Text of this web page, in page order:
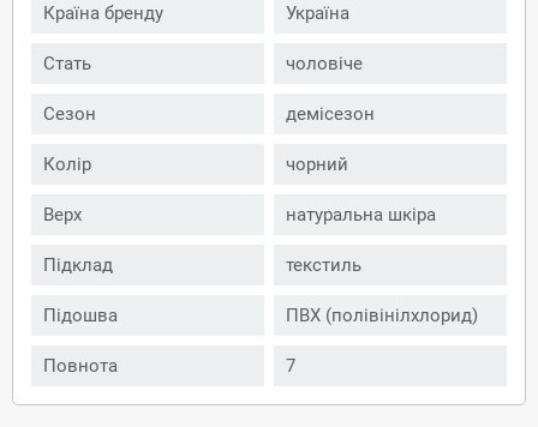
Країна бренду Україна
Стать чоловіче
Сезон демісезон
Колір чорний
Верх натуральна шкіра
Підклад текстиль
Підошва ПВХ (полівінілхлорид)
Повнота 7